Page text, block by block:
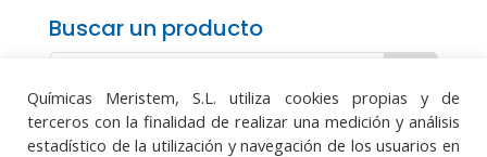
Buscar un producto
Químicas Meristem, S.L. utiliza cookies propias y de
terceros con la finalidad de realizar una medición y análisis
estadístico de la utilización y navegación de los usuarios en